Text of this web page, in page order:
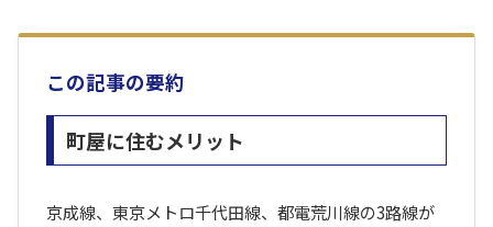
この記事の要約
町屋に住むメリット
京成線、東京メトロ千代田線、都電荒川線の3路線が